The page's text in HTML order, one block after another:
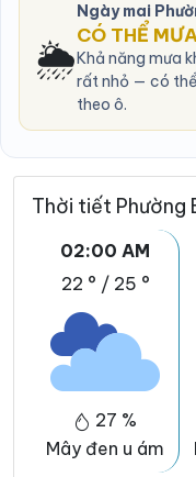
🌦️
Ngày mai
CÓ THỂ
Khả năng mưa
rất nhỏ — có
theo ô.
Thời tiết Phường
02:00 AM
22 ° / 25 °
27 %
Mây đen u ám